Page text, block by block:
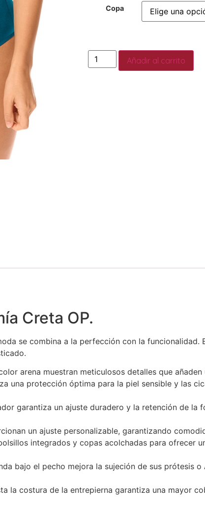
Copa
Añadir al carrito
Creta OP.
se combina a la perfección con la funcionalidad.
arena muestran meticulosos detalles que
una protección óptima para la piel sensible y las
garantiza un ajuste duradero y la retención de
un ajuste personalizable, garantizando
integrados y copas acolchadas para ofrecer
bajo el pecho mejora la sujeción de sus prótesis
la costura de la entrepierna garantiza una mayor